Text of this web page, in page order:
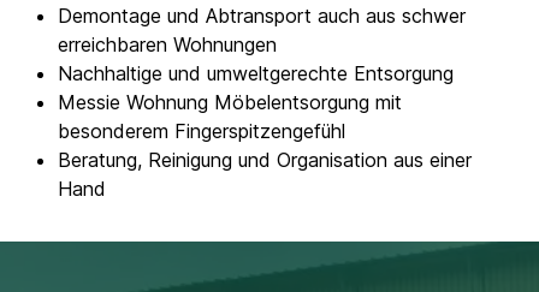
Demontage und Abtransport auch aus schwer
erreichbaren Wohnungen
Nachhaltige und umweltgerechte Entsorgung
Messie Wohnung Möbelentsorgung mit
besonderem Fingerspitzengefühl
Beratung, Reinigung und Organisation aus einer
Hand